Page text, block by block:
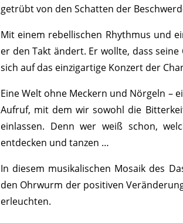
getrübt von den Schatten der
Mit einem rebellischen Rhythmus und
er den Takt ändert. Er wollte, dass
sich auf das einzigartige Konzert der
Eine Welt ohne Meckern und Nörgeln –
Aufruf, mit dem wir sowohl die
einlassen. Denn wer weiß schon,
entdecken und tanzen …
In diesem musikalischen Mosaik des
den Ohrwurm der positiven
erleuchten.